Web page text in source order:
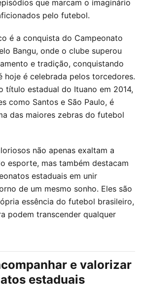
que marcam o imaginário
pelo futebol.
é a conquista do Campeonato
Bangu, onde o clube superou
e tradição, conquistando
hoje é celebrada pelos torcedores.
título estadual do Ituano em 2014,
como Santos e São Paulo, é
das maiores zebras do futebol
não apenas exaltam a
esporte, mas também destacam
estaduais em unir
de um mesmo sonho. Eles são
essência do futebol brasileiro,
podem transcender qualquer
e valorizar
estaduais